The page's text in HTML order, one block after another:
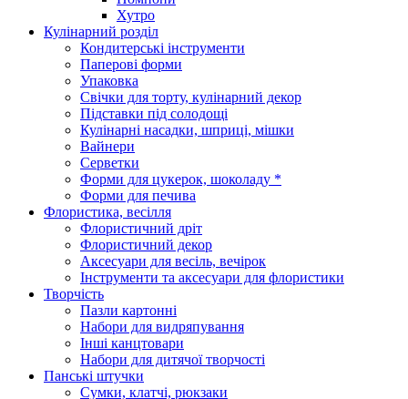
Хутро
Кулінарний розділ
Кондитерські інструменти
Паперові форми
Упаковка
Свічки для торту, кулінарний декор
Підставки під солодощі
Кулінарні насадки, шприці, мішки
Вайнери
Серветки
Форми для цукерок, шоколаду *
Форми для печива
Флористика, весілля
Флористичний дріт
Флористичний декор
Аксесуари для весіль, вечірок
Інструменти та аксесуари для флористики
Творчість
Пазли картонні
Набори для видряпування
Інші канцтовари
Набори для дитячої творчості
Панські штучки
Сумки, клатчі, рюкзаки